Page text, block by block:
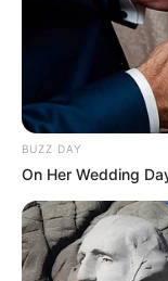
BUZZ DAY
On Her Wedding